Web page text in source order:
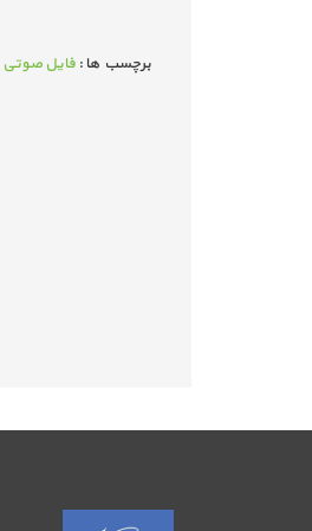
برچسب ها :فایل صوتی